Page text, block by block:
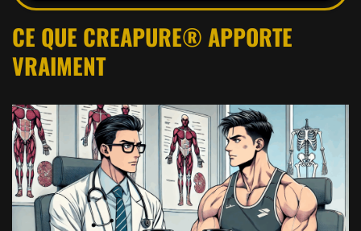
CE QUE CREAPURE® APPORTE
VRAIMENT